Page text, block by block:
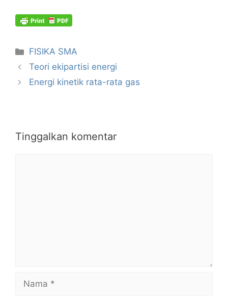
Kategori
FISIKA SMA
Teori ekipartisi energi
Energi kinetik rata-rata gas
Tinggalkan komentar
Nama